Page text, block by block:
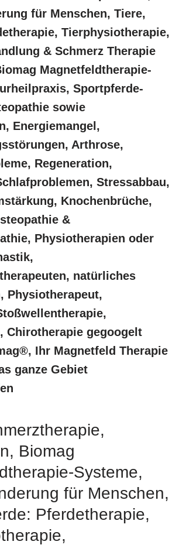
für Menschen, Tiere,
Tierphysiotherapie,
& Schmerz Therapie
Magnetfeldtherapie-
Sportpferde-
sowie
Energiemangel,
Arthrose,
Regeneration,
Stressabbau,
Knochenbrüche,
&
Physiotherapien oder
natürliches
Physiotherapeut,
Chirotherapie gegoogelt
Ihr Magnetfeld Therapie
ganze Gebiet
Biomag
Systeme,
für Menschen,
Pferdetherapie,